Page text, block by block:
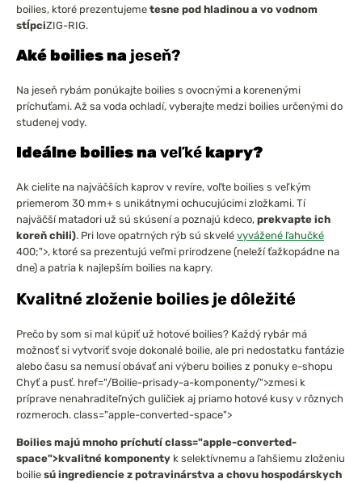
boilies, ktoré prezentujeme tesne pod hladinou a vo vodnom
stĺpciZIG-RIG.
Aké boilies na jeseň?
Na jeseň rybám ponúkajte boilies s ovocnými a korenenými
príchuťami. Až sa voda ochladí, vyberajte medzi boilies určenými do
studenej vody.
Ideálne boilies na veľkékapry?
Ak cielite na najväčších kaprov v revíre, voľte boilies s veľkým
priemerom 30 mm+ s unikátnymi ochucujúcimi zložkami. Tí
najväčší matadori už sú skúsení a poznajú kdeco, prekvapte ich
koreň chili). Pri love opatrných rýb sú skvelé vyvážené ľahučké
400;">, ktoré sa prezentujú veľmi prirodzene (neleží ťažkopádne na
dne) a patria k najlepším boilies na kapry.
Kvalitné zloženie boilies je dôležité
Prečo by som si mal kúpiť už hotové boilies? Každý rybár má
možnosť si vytvoriť svoje dokonalé boilie, ale pri nedostatku fantázie
alebo času sa nemusí obávať ani výberu boilies z ponuky e-shopu
Chyť a pusť. href="/Boilie-prisady-a-komponenty/">zmesi k
príprave nenahraditeľných guličiek aj priamo hotové kusy v rôznych
rozmeroch. class="apple-converted-space">
Boilies majú mnoho príchutí class="apple-converted-
space">kvalitné komponenty k selektívnemu a ľahšiemu zloženiu
boilie sú ingrediencie z potravinárstva a chovu hospodárskych